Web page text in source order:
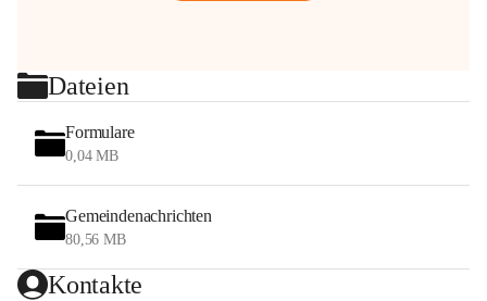
Dateien
Formulare
0,04 MB
Gemeindenachrichten
80,56 MB
Kontakte